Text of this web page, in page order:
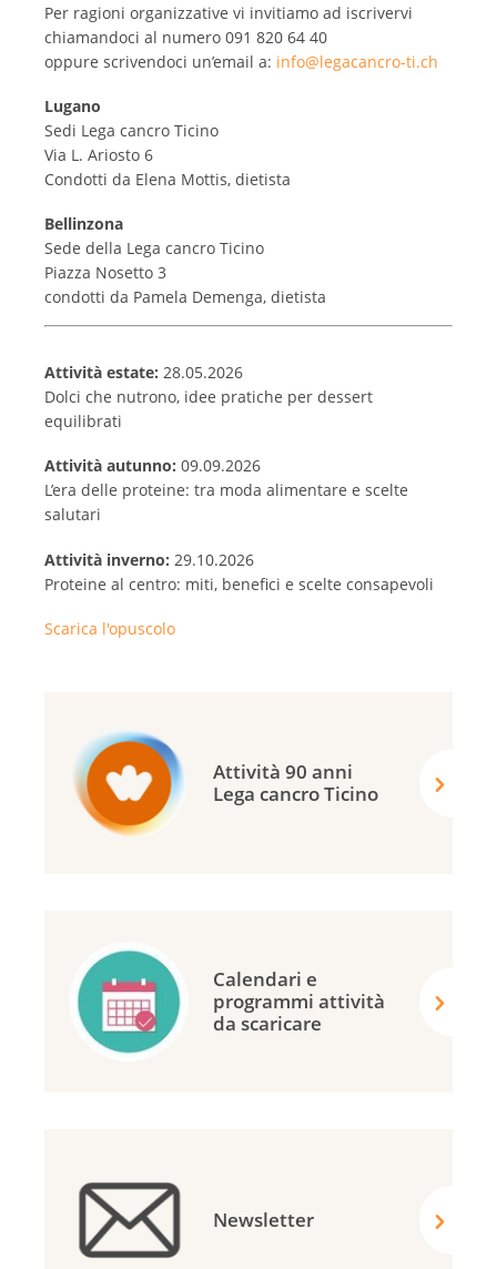
Per ragioni organizzative vi invitiamo ad iscrivervi
chiamandoci al numero 091 820 64 40
oppure scrivendoci un’email a: info@legacancro-ti.ch
Lugano
Sedi Lega cancro Ticino
Via L. Ariosto 6
Condotti da Elena Mottis, dietista
Bellinzona
Sede della Lega cancro Ticino
Piazza Nosetto 3
condotti da Pamela Demenga, dietista
Attività estate: 28.05.2026
Dolci che nutrono, idee pratiche per dessert
equilibrati
Attività autunno: 09.09.2026
L’era delle proteine: tra moda alimentare e scelte
salutari
Attività inverno: 29.10.2026
Proteine al centro: miti, benefici e scelte consapevoli
Scarica l'opuscolo
Attività 90 anni
Lega cancro Ticino
Calendari e
programmi attività
da scaricare
Newsletter